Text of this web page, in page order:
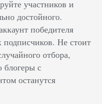
участников и
достойного.
победителя
подписчиков. Не стоит
отбора,
блогеры с
останутся